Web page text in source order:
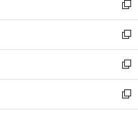
く
で
開
く
ド
ウ
で
開
く
ィ
ン
ド
ウ
で
開
く
い
ウ
ィ
ン
ド
ウ
で
開
新
し
い
ウ
ィ
ン
ド
ウ
新
し
い
ウ
ィ
ン
新
し
い
ウ
新
し